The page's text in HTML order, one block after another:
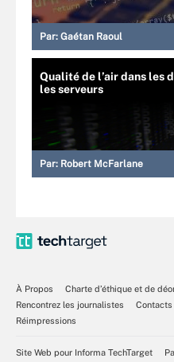
Par: Gaétan Raoul
Qualité de l’air dans les
les serveurs
Par: Robert McFarlane
À Propos
Charte d’éthique et de
Rencontrez les journalistes
Contacts
Réimpressions
Site Web pour Informa TechTarget